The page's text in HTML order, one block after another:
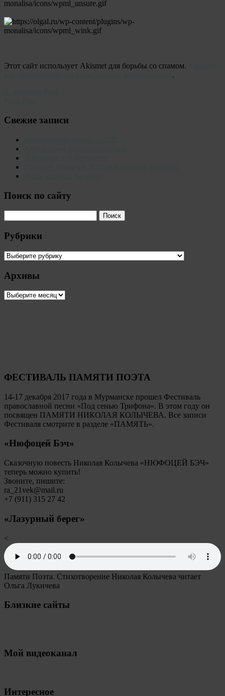
Этот сайт использует Akismet для борьбы со спамом.
.
Свежие записи
Поиск по сайту
Рубрики
Рубрики
Архивы
Архивы
ФЕСТИВАЛЬ ПАМЯТИ ПОЭТА
14-17 декабря 2017 года в Мурманске прошел Фестиваль
православной песни «Под сенью Трифона». В этом году он
посвящен ПАМЯТИ НИКОЛАЯ КОЛЫЧЕВА. Все записи
Фестиваля смотрите в разделе «ПАМЯТЬ».
«Нюфоцей Бэч»
Сказочную повесть Николая Колычева «НЮФОЦЕЙ БЭЧ»
теперь можно купить!
Звоните, пишите:
ra_21vek@mail.ru
+7 (911) 315 27 42
«Лазурный берег»
<
Памяти Поэта. Стихотворение Николая Колычева читает
Ольга Лукичева
Близкие сайты
Мой видеоканал
Интересное